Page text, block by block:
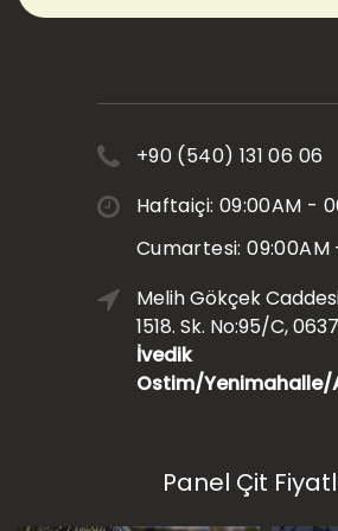
+90 (540) 131 06 06
Haftaiçi: 09:00AM -
Cumartesi: 09:00AM
Melih Gökçek
1518. Sk. No:95/C,
İvedik
Ostim/Yenimahalle/
Panel Çit